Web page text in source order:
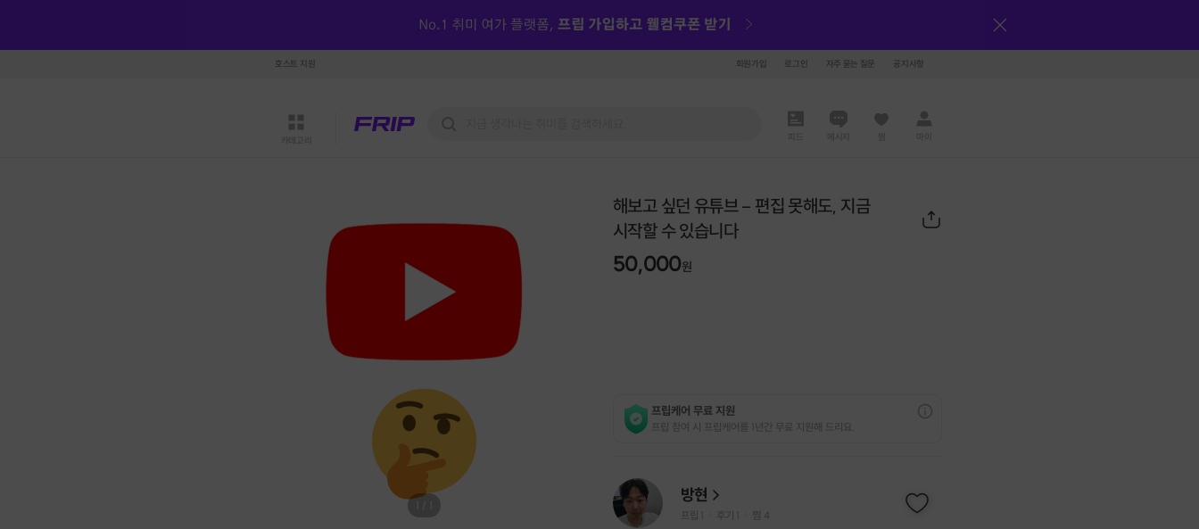
호스트 지원 회원가입 로그인 자주 묻는 질문 공지사항
카테고리 메시지 찜 마이
해보고 싶던 유튜브 – 편집 못해도, 지금
시작할 수 있습니다
50,000원
프립케어 무료 지원
프립 참여 시 프립케어를 1년간 무료 지원해 드리요.
방현
프립 후기 1 찜 4